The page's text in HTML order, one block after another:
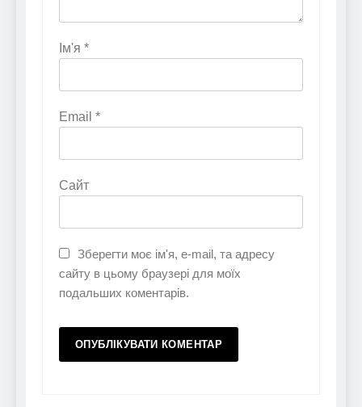
Ім'я *
Email *
Сайт
Зберегти моє ім'я, e-mail, та адресу
сайту в цьому браузері для моїх
подальших коментарів.